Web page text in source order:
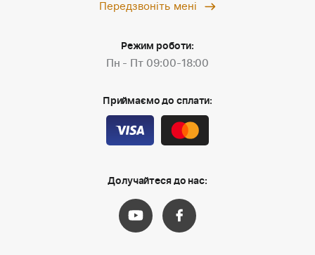
Передзвоніть мені
Режим роботи:
Пн - Пт 09:00-18:00
Приймаємо до сплати:
Долучайтеся до нас: